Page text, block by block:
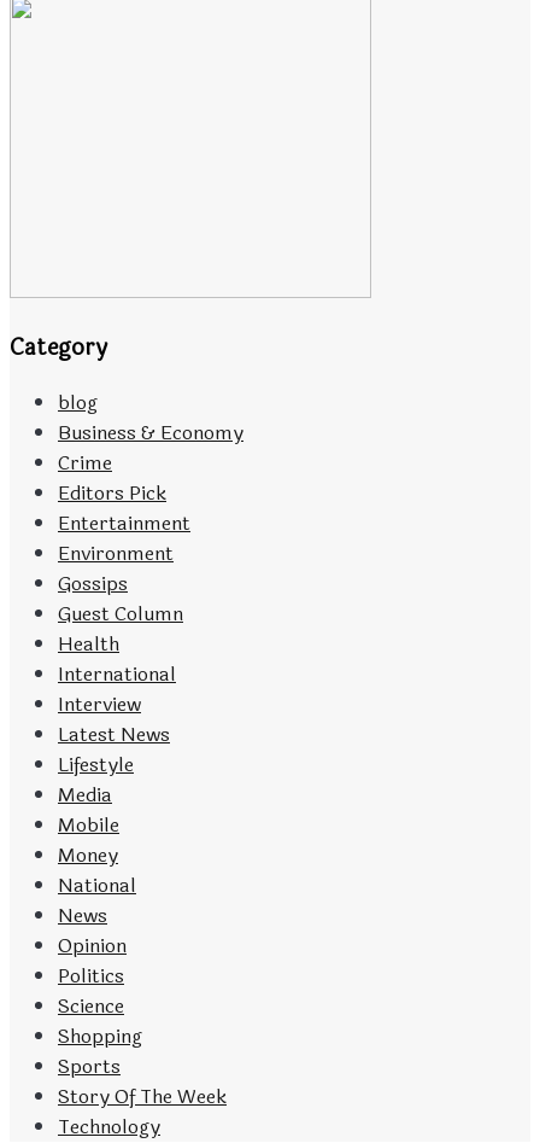
Category
blog
Business & Economy
Crime
Editors Pick
Entertainment
Environment
Gossips
Guest Column
Health
International
Interview
Latest News
Lifestyle
Media
Mobile
Money
National
News
Opinion
Politics
Science
Shopping
Sports
Story Of The Week
Technology